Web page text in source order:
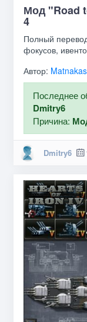
Мод "Road
4
Полный
фокусов,
Автор:
Последнее
Dmitry6
Причина:
Dmitry6